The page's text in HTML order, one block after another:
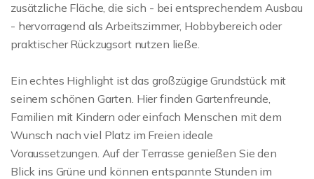
zusätzliche Fläche, die sich - bei entsprechendem Ausbau
- hervorragend als Arbeitszimmer, Hobbybereich oder
praktischer Rückzugsort nutzen ließe.
Ein echtes Highlight ist das großzügige Grundstück mit
seinem schönen Garten. Hier finden Gartenfreunde,
Familien mit Kindern oder einfach Menschen mit dem
Wunsch nach viel Platz im Freien ideale
Voraussetzungen. Auf der Terrasse genießen Sie den
Blick ins Grüne und können entspannte Stunden im